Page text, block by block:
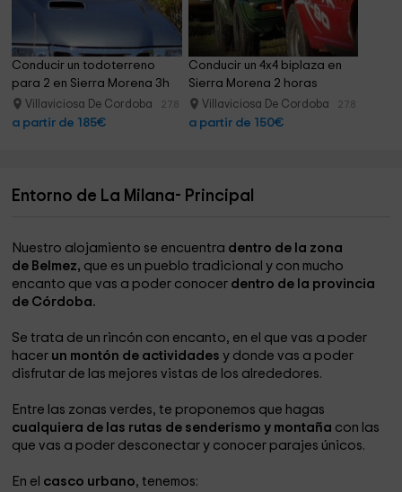
Conducir un todoterreno
para 2 en Sierra Morena 3h
Villaviciosa De Cordoba 27.8 km
a partir de 185€
Conducir un 4x4 biplaza en
Sierra Morena 2 horas
Villaviciosa De Cordoba 27.8 km
a partir de 150€
Entorno de La Milana- Principal
Nuestro alojamiento se encuentra dentro de la zona
de Belmez, que es un pueblo tradicional y con mucho
encanto que vas a poder conocer dentro de la provincia
de Córdoba.
Se trata de un rincón con encanto, en el que vas a poder
hacer un montón de actividades y donde vas a poder
disfrutar de las mejores vistas de los alrededores.
Entre las zonas verdes, te proponemos que hagas
cualquiera de las rutas de senderismo y montaña con las
que vas a poder desconectar y conocer parajes únicos.
En el casco urbano, tenemos: